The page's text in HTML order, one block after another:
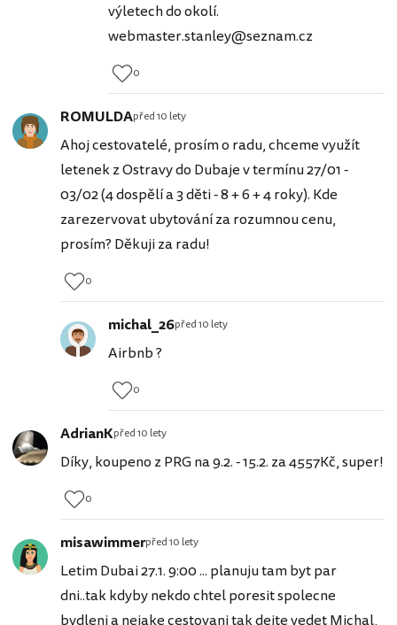
výletech do okolí.
webmaster.stanley@seznam.cz
0
ROMULDApřed 10 lety
Ahoj cestovatelé, prosím o radu, chceme využít
letenek z Ostravy do Dubaje v termínu 27/01 -
03/02 (4 dospělí a 3 děti - 8 + 6 + 4 roky). Kde
zarezervovat ubytování za rozumnou cenu,
prosím? Děkuji za radu!
0
michal_26před 10 lety
Airbnb ?
0
AdrianKpřed 10 lety
Díky, koupeno z PRG na 9.2. - 15.2. za 4557Kč, super!
0
misawimmerpřed 10 lety
Letim Dubai 27.1. 9:00 ... planuju tam byt par
dni..tak kdyby nekdo chtel poresit spolecne